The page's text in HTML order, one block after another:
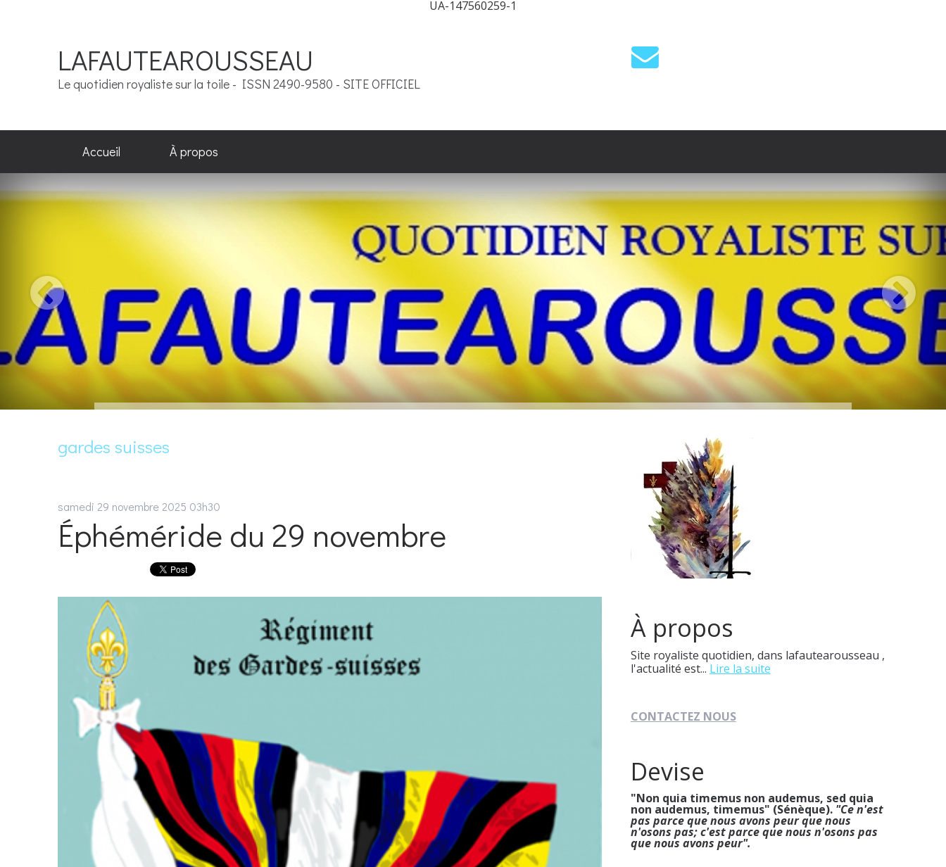
UA-147560259-1
LAFAUTEAROUSSEAU
Le quotidien royaliste sur la toile - ISSN 2490-9580 - SITE OFFICIEL
Accueil À propos
gardes suisses
samedi 29 novembre 2025 03h30
Éphéméride du 29 novembre
À propos
Site royaliste quotidien, dans lafautearousseau ,
l'actualité est... Lire la suite
CONTACTEZ NOUS
Devise
"Non quia timemus non audemus, sed quia
non audemus, timemus" (Sénèque). "Ce n'est
pas parce que nous avons peur que nous
n'osons pas; c'est parce que nous n'osons pas
que nous avons peur".